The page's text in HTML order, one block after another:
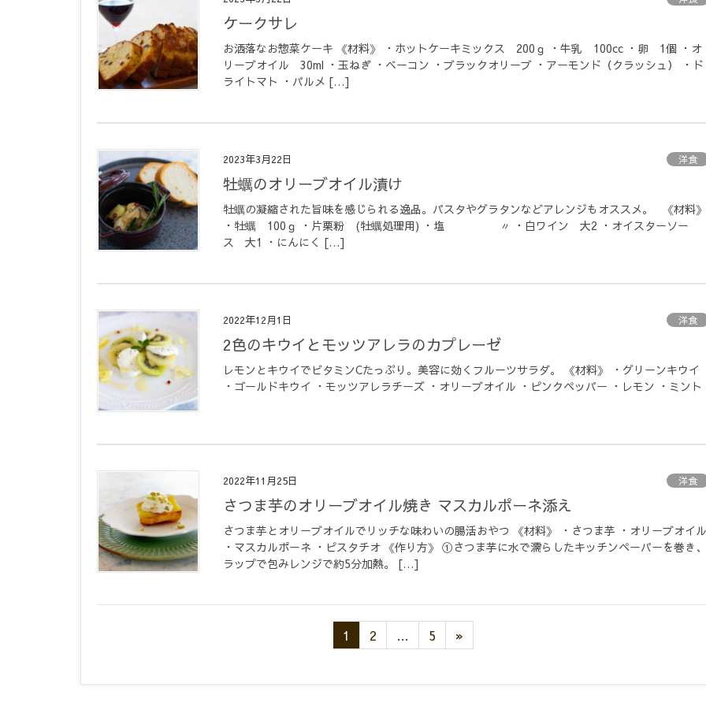
ケークサレ
お洒落なお惣菜ケーキ 《材料》 ・ホットケーキミックス 200ｇ ・牛乳 100cc ・卵 1個 ・オ
リーブオイル 30ml ・玉ねぎ ・ベーコン ・ブラックオリーブ ・アーモンド（クラッシュ） ・ド
ライトマト ・パルメ […]
2023年3月22日 洋食
牡蠣のオリーブオイル漬け
牡蠣の凝縮された旨味を感じられる逸品。パスタやグラタンなどアレンジもオススメ。 《材料》
・牡蠣 100ｇ ・片栗粉 (牡蠣処理用) ・塩 〃 ・白ワイン 大2 ・オイスターソー
ス 大1 ・にんにく […]
2022年12月1日 洋食
2色のキウイとモッツアレラのカプレーゼ
レモンとキウイでビタミンCたっぷり。美容に効くフルーツサラダ。 《材料》 ・グリーンキウイ
・ゴールドキウイ ・モッツアレラチーズ ・オリーブオイル ・ピンクペッパー ・レモン ・ミント
2022年11月25日 洋食
さつま芋のオリーブオイル焼き マスカルポーネ添え
さつま芋とオリーブオイルでリッチな味わいの腸活おやつ 《材料》 ・さつま芋 ・オリーブオイル
・マスカルポーネ ・ピスタチオ 《作り方》 ①さつま芋に水で濡らしたキッチンペーパーを巻き、
ラップで包みレンジで約5分加熱。 […]
1 2 … 5 »